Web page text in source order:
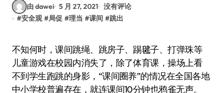
由 dawei 5 月 27, 2021 没有评论
#安全观 #局促 #理当 #课间 #跳出
不知何时，课间跳绳、跳房子、踢毽子、打弹珠等
儿童游戏在校园内消失了，除了体育课，操场上看
不到学生跑跳的身影，“课间圈养”的情况在全国各地
中小学校普遍存在，就连课间10分钟也鸦雀无声。